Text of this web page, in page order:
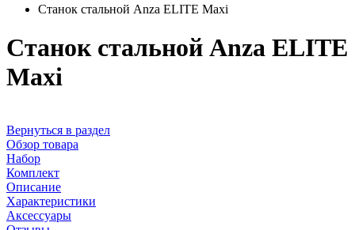
Станок стальной Anza ELITE Maxi
Станок стальной Anza ELITE
Maxi
Вернуться в раздел
Обзор товара
Набор
Комплект
Описание
Характеристики
Аксессуары